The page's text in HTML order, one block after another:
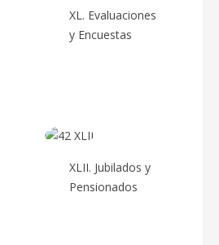
XL. Evaluaciones
y Encuestas
XLII. Jubilados y
Pensionados